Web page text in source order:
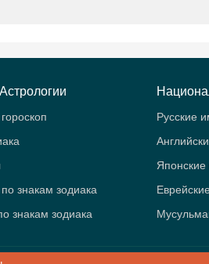
знакам зодиака
знакам зодиака
Русские